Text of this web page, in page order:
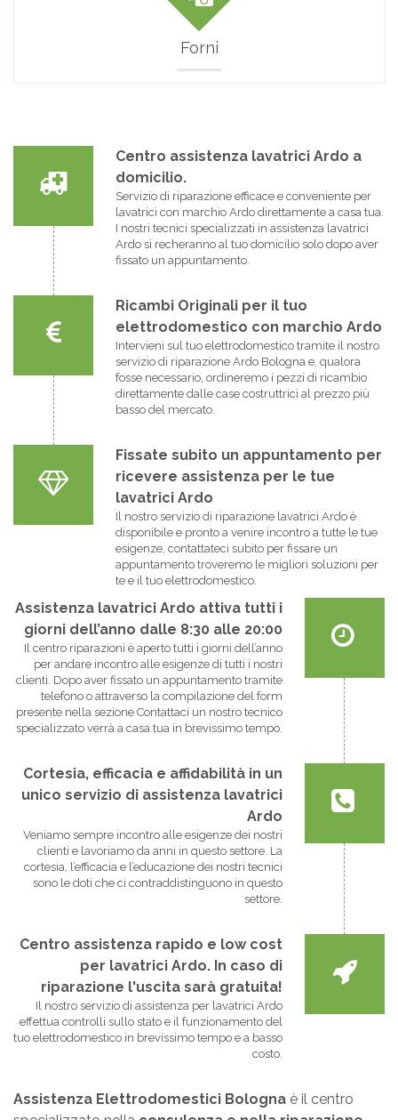
Forni
Centro assistenza lavatrici Ardo a
domicilio.
Servizio di riparazione efficace e conveniente per
lavatrici con marchio Ardo direttamente a casa tua.
I nostri tecnici specializzati in assistenza lavatrici
Ardo si recheranno al tuo domicilio solo dopo aver
fissato un appuntamento.
Ricambi Originali per il tuo
elettrodomestico con marchio Ardo
Intervieni sul tuo elettrodomestico tramite il nostro
servizio di riparazione Ardo Bologna e, qualora
fosse necessario, ordineremo i pezzi di ricambio
direttamente dalle case costruttrici al prezzo più
basso del mercato.
Fissate subito un appuntamento per
ricevere assistenza per le tue
lavatrici Ardo
Il nostro servizio di riparazione lavatrici Ardo è
disponibile e pronto a venire incontro a tutte le tue
esigenze, contattateci subito per fissare un
appuntamento troveremo le migliori soluzioni per
te e il tuo elettrodomestico.
Assistenza lavatrici Ardo attiva tutti i
giorni dell’anno dalle 8:30 alle 20:00
Il centro riparazioni è aperto tutti i giorni dell’anno
per andare incontro alle esigenze di tutti i nostri
clienti. Dopo aver fissato un appuntamento tramite
telefono o attraverso la compilazione del form
presente nella sezione Contattaci un nostro tecnico
specializzato verrà a casa tua in brevissimo tempo.
Cortesia, efficacia e affidabilità in un
unico servizio di assistenza lavatrici
Ardo
Veniamo sempre incontro alle esigenze dei nostri
clienti e lavoriamo da anni in questo settore. La
cortesia, l’efficacia e l’educazione dei nostri tecnici
sono le doti che ci contraddistinguono in questo
settore.
Centro assistenza rapido e low cost
per lavatrici Ardo. In caso di
riparazione l'uscita sarà gratuita!
Il nostro servizio di assistenza per lavatrici Ardo
effettua controlli sullo stato e il funzionamento del
tuo elettrodomestico in brevissimo tempo e a basso
costo.
Assistenza Elettrodomestici Bologna è il centro